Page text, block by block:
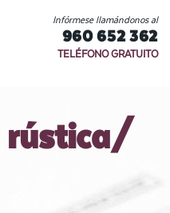
Infórmese llamándonos al
960 652 362
TELÉFONO GRATUITO
rústica/